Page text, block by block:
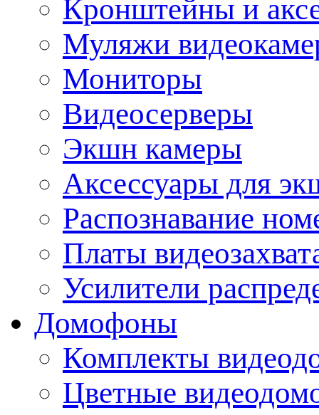
Кронштейны и
Муляжи
Мониторы
Видеосерверы
Экшн камеры
Аксессуары для
Распознавание
Платы
Усилители
Домофоны
Комплекты
Цветные